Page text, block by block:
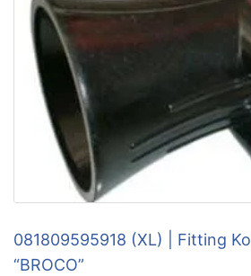
081809595918 (XL) | Fitting
“BROCO”